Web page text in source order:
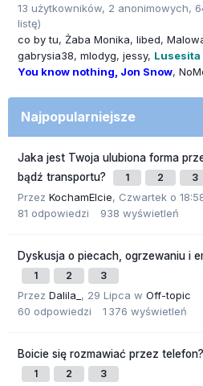
13 użytkowników, 2 anonimowych,
listę)
co by tu Żaba Monika libed
gabrysia38 mlodyg jessy Lusesita
You know nothing, Jon Snow
Najpopularniejsze
Jaka jest Twoja ulubiona forma
bądź transportu?
1 2 3
Przez KochamElcie, Czwartek o
81 odpowiedzi 938 wyświetleń
Dyskusja o piecach, ogrzewaniu i
1 2 3
Przez Dalila_ , 29 Lipca w Off-topic
60 odpowiedzi 1 376 wyświetleń
Boicie się rozmawiać przez telefon?
1 2 3